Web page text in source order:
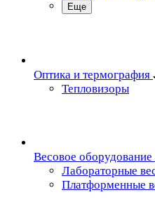
Еще
Oптика и термография
Тепловизоры
Весовое оборудование
Лабораторные
Платформенные